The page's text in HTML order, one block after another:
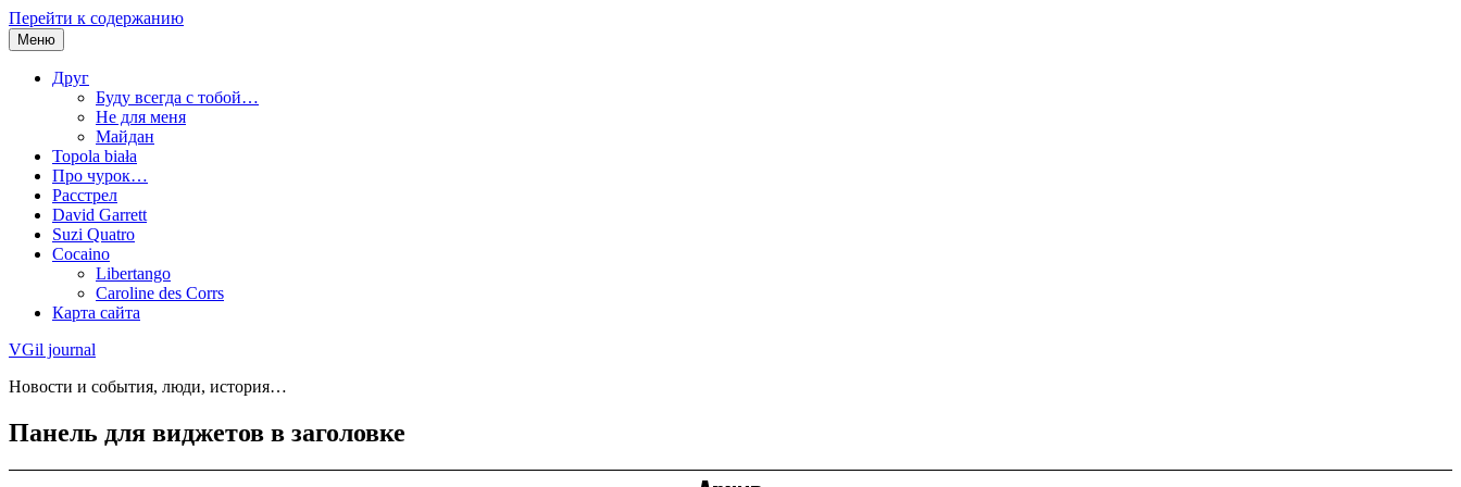
Перейти к содержанию
Меню
Друг
Буду всегда с тобой…
Не для меня
Майдан
Topola biała
Про чурок…
Расстрел
David Garrett
Suzi Quatro
Cocaino
Libertango
Caroline des Corrs
Карта сайта
VGil journal
Новости и события, люди, история…
Панель для виджетов в заголовке